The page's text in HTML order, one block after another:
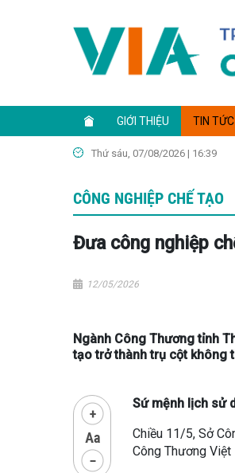
GIỚI THIỆU TIN TỨC
Thứ sáu, 07/08/2026 | 16:39
CÔNG NGHIỆP CHẾ TẠO
Đưa công nghiệp
12/05/2026
Ngành Công Thương tỉnh
tạo trở thành trụ cột không
Sứ mệnh lịch sử
Chiều 11/5, Sở
Công Thương